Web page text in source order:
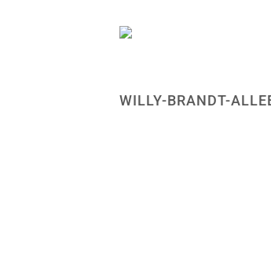
WILLY-BRANDT-